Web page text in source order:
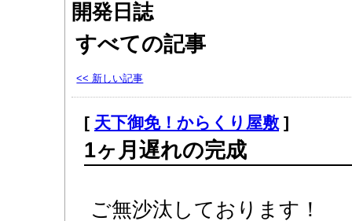
開発日誌
すべての記事
<< 新しい記事
[ 天下御免！からくり屋敷 ]
1ヶ月遅れの完成
ご無沙汰しております！